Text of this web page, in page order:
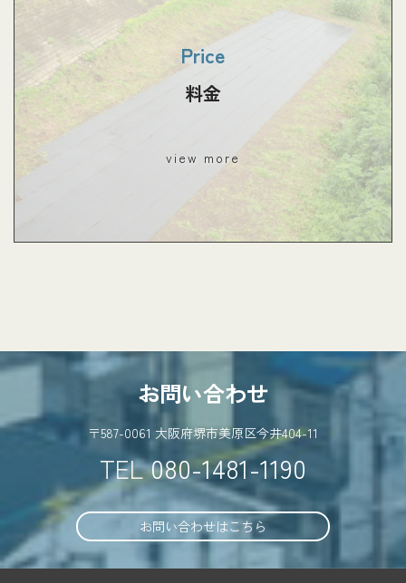
Price
料金
view more
お問い合わせ
〒587-0061 大阪府堺市美原区今井404-11
TEL080-1481-1190
お問い合わせはこちら